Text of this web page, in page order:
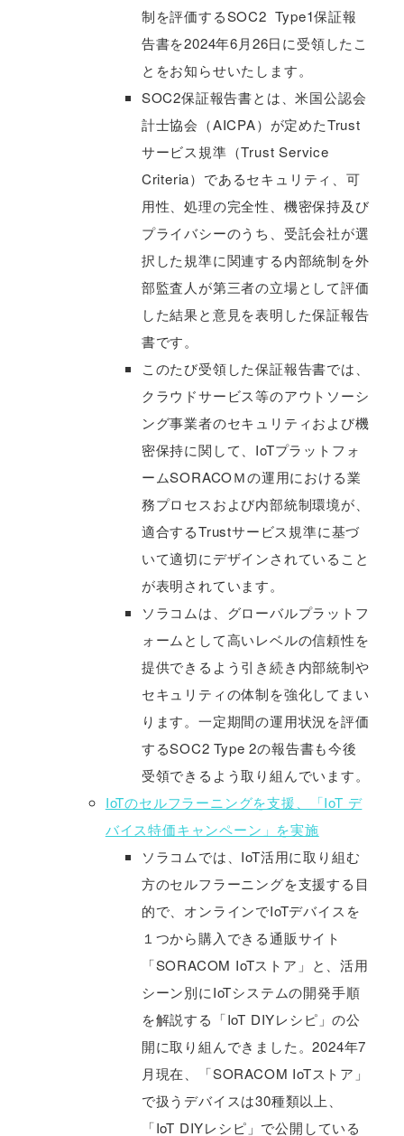
制を評価するSOC2 Type1保証報
告書を2024年6月26日に受領したこ
とをお知らせいたします。
SOC2保証報告書とは、米国公認会
計士協会（AICPA）が定めたTrust
サービス規準（Trust Service
Criteria）であるセキュリティ、可
用性、処理の完全性、機密保持及び
プライバシーのうち、受託会社が選
択した規準に関連する内部統制を外
部監査人が第三者の立場として評価
した結果と意見を表明した保証報告
書です。
このたび受領した保証報告書では、
クラウドサービス等のアウトソーシ
ング事業者のセキュリティおよび機
密保持に関して、IoTプラットフォ
ームSORACOＭの運用における業
務プロセスおよび内部統制環境が、
適合するTrustサービス規準に基づ
いて適切にデザインされていること
が表明されています。
ソラコムは、グローバルプラットフ
ォームとして高いレベルの信頼性を
提供できるよう引き続き内部統制や
セキュリティの体制を強化してまい
ります。一定期間の運用状況を評価
するSOC2 Type 2の報告書も今後
受領できるよう取り組んでいます。
IoTのセルフラーニングを支援、「IoT デ
バイス特価キャンペーン」を実施
ソラコムでは、IoT活用に取り組む
方のセルフラーニングを支援する目
的で、オンラインでIoTデバイスを
１つから購入できる通販サイト
「SORACOM IoTストア」と、活用
シーン別にIoTシステムの開発手順
を解説する「IoT DIYレシピ」の公
開に取り組んできました。2024年7
月現在、「SORACOM IoTストア」
で扱うデバイスは30種類以上、
「IoT DIYレシピ」で公開している